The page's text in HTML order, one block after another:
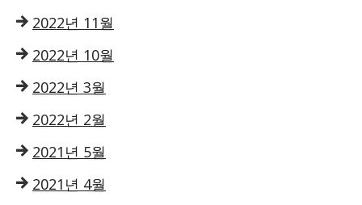
2022년 11월
2022년 10월
2022년 3월
2022년 2월
2021년 5월
2021년 4월